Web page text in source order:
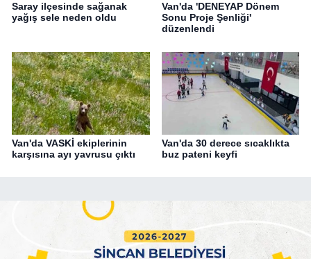
Saray ilçesinde sağanak
yağış sele neden oldu
Van'da 'DENEYAP Dönem
Sonu Proje Şenliği'
düzenlendi
Van'da VASKİ ekiplerinin
karşısına ayı yavrusu çıktı
Van'da 30 derece sıcaklıkta
buz pateni keyfi